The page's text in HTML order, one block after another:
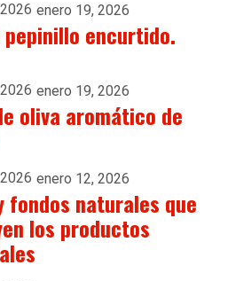
enero 19, 2026
pepinillo encurtido.
enero 19, 2026
oliva aromático de
enero 12, 2026
fondos naturales que
los productos